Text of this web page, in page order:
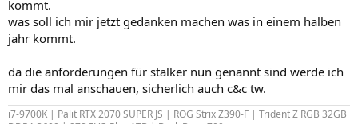
kommt.
was soll ich mir jetzt gedanken machen was in einem halben
jahr kommt.
da die anforderungen für stalker nun genannt sind werde ich
mir das mal anschauen, sicherlich auch c&c tw.
i7-9700K | Palit RTX 2070 SUPER JS | ROG Strix Z390-F | Trident Z RGB 32GB